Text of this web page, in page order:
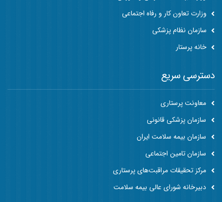
وزارت تعاون کار و رفاه اجتماعی
سازمان نظام پزشکی
خانه پرستار
دسترسی سریع
معاونت پرستاری
سازمان پزشکی قانونی
سازمان بیمه سلامت ایران
سازمان تامین اجتماعی
مرکز تحقیقات مراقبت‌های پرستاری
دبیرخانه شورای عالی بیمه سلامت